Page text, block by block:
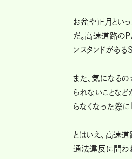
お盆や正月とい
だ。高速道路の
ンスタンドがあ
また、気になる
られないことな
らなくなった際
とはいえ、高速
通法違反に問わ